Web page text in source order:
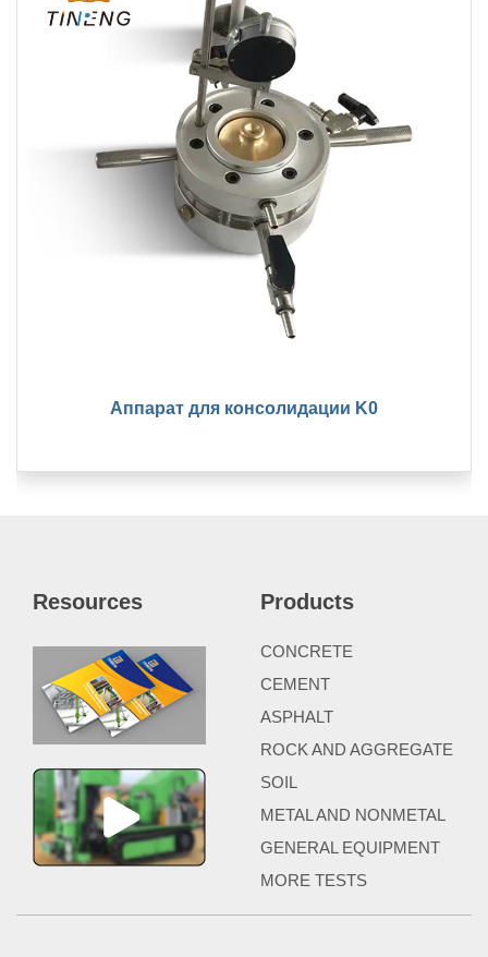
Аппарат для консолидации K0
Resources Products
CONCRETE
CEMENT
ASPHALT
ROCK AND AGGREGATE
SOIL
METAL AND NONMETAL
GENERAL EQUIPMENT
MORE TESTS